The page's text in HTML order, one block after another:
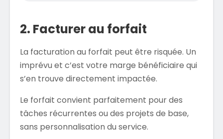
2. Facturer au forfait
La facturation au forfait peut être risquée. Un
imprévu et c’est votre marge bénéficiaire qui
s’en trouve directement impactée.
Le forfait convient parfaitement pour des
tâches récurrentes ou des projets de base,
sans personnalisation du service.